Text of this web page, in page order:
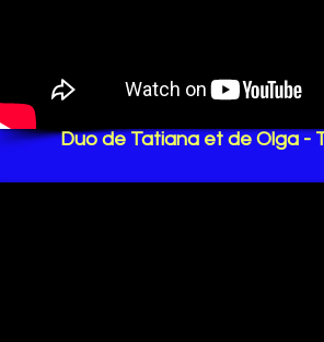
Duo de Tatiana et de Olga -